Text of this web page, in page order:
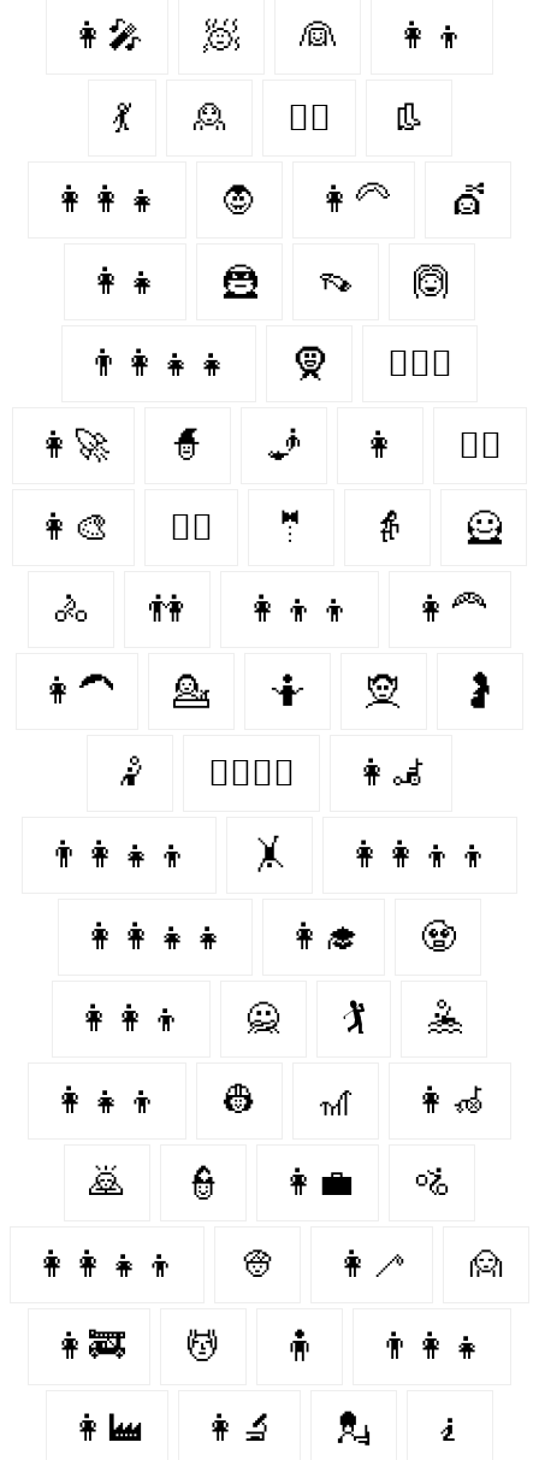
👩‍🎤 🧖‍ 👰‍ 👩‍👦
💃 🙎‍ 👩‍⚕️ 👢
👩‍👩‍👧 🧛‍ 👩‍🦳 💇‍
👩‍👧 🦹‍ 👡 🙆‍
👨‍👩‍👧‍👧 🧕 👩‍❤️‍👩
👩‍🚀 🧙‍ 🧞‍ 👩‍ 👩‍⚖️
👩‍🎨 👩‍✈️ 🤵‍ 👵 🦸‍
🚴‍ 👫 👩‍👦‍👦 👩‍🦰
👩‍🦱 💁‍ 🤷‍ 🧝‍ 🤰
🤾‍ 👩‍❤️‍💋‍👨 👩‍🦼
👨‍👩‍👧‍👦 🤸‍ 👩‍👩‍👦‍👦
👩‍👩‍👧‍👧 👩‍🎓 🧟‍
👩‍👩‍👦 🙅‍ 🏌️‍ 🤽‍
👩‍👧‍👦 👷‍ 🎢 👩‍🦽
🙇‍ 👮‍ 👩‍💼 🚵‍
👩‍👩‍👧‍👦 👳‍ 👩‍🦯 🙍‍
👩‍🚒 💆‍ 🧍‍ 👨‍👩‍👧
👩‍🏭 👩‍🔬 💂‍ 🧎‍